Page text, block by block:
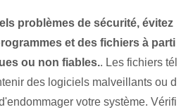
problèmes de sécurité, évitez
et des fichiers à parti
ou non fiables..‍ Les fichiers tél
‍des logiciels malveillants ou d
votre système. Vérifi